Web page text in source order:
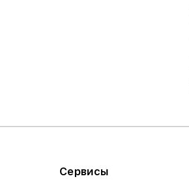
Сервисы